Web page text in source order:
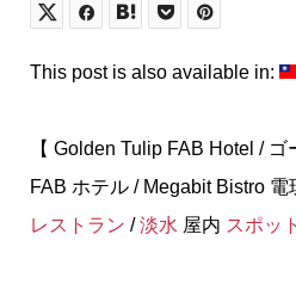
This post is also available in:
【 Golden Tulip FAB Hotel /
FAB ホテル / Megabit Bistro
レストラン /淡水 屋内 スポット